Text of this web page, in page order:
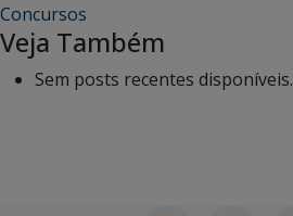
Concursos
Veja Também
Sem posts recentes disponíveis.